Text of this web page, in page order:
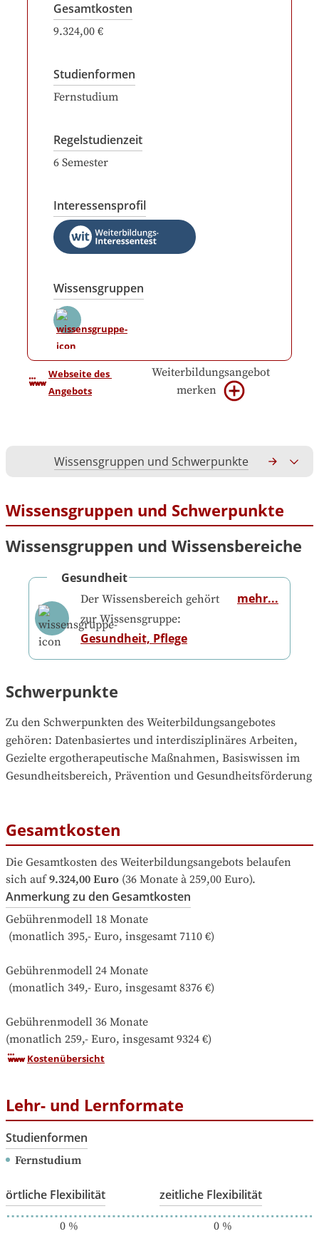
Gesamtkosten
9.324,00 €
Studienformen
Fernstudium
Regelstudienzeit
6 Semester
Interessensprofil
Wissensgruppen
Webseite des
Angebots
Weiterbildungsangebot
merken
Wissensgruppen und Schwerpunkte
Wissensgruppen und Schwerpunkte
Wissensgruppen und Wissensbereiche
Gesundheit
Der Wissensbereich gehört
zur Wissensgruppe:
Gesundheit, Pflege
mehr...
Schwerpunkte
Zu den Schwerpunkten des Weiterbildungsangebotes
gehören: Datenbasiertes und interdisziplinäres Arbeiten,
Gezielte ergotherapeutische Maßnahmen, Basiswissen im
Gesundheitsbereich, Prävention und Gesundheitsförderung
Gesamtkosten
Die Gesamtkosten des Weiterbildungsangebots belaufen
sich auf 9.324,00 Euro (36 Monate à 259,00 Euro).
Anmerkung zu den Gesamtkosten
Gebührenmodell 18 Monate
Gebührenmodell 24 Monate
Gebührenmodell 36 Monate
(monatlich 259,- Euro, insgesamt 9324 €)
Kostenübersicht
Lehr- und Lernformate
Studienformen
Fernstudium
örtliche Flexibilität
0%
zeitliche Flexibilität
0%